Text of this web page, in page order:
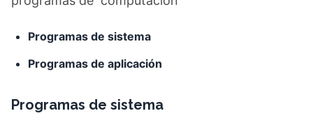
Programas de sistema
Programas de aplicación
Programas de sistema